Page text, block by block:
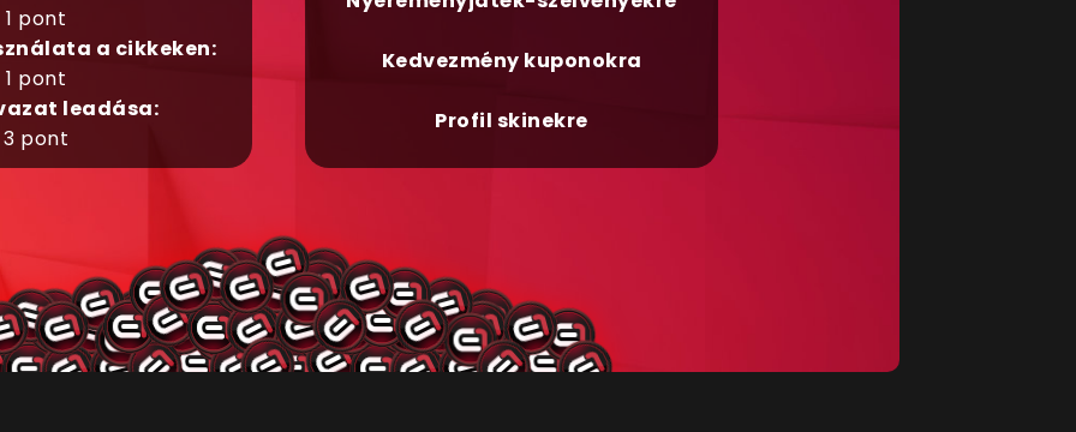
1 pont
a cikkeken:
1 pont
leadása:
3 pont
Kedvezmény kuponokra
Profil skinekre